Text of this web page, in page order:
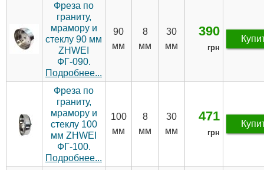
Фреза по
граниту,
мрамору и
стеклу 90 мм
ZHWEI
ФГ-090.
Подробнее...
90
мм
8
мм
30
мм
390
грн
Фреза по
граниту,
мрамору и
стеклу 100
мм ZHWEI
ФГ-100.
Подробнее...
100
мм
8
мм
30
мм
471
грн